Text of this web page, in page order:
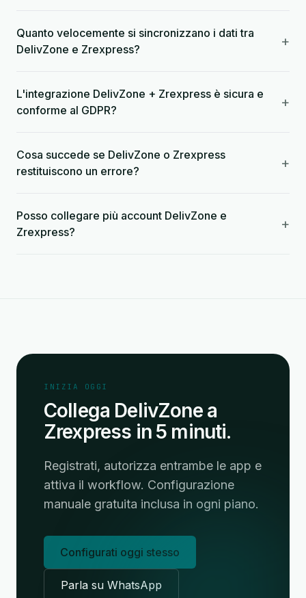
Quanto velocemente si sincronizzano i dati tra
DelivZone e Zrexpress?
+
L'integrazione DelivZone + Zrexpress è sicura e
conforme al GDPR?
+
Cosa succede se DelivZone o Zrexpress
restituiscono un errore?
+
Posso collegare più account DelivZone e
Zrexpress?
+
INIZIA OGGI
Collega DelivZone a
Zrexpress in 5 minuti.
Registrati, autorizza entrambe le app e
attiva il workflow. Configurazione
manuale gratuita inclusa in ogni piano.
Configurati oggi stesso
Parla su WhatsApp